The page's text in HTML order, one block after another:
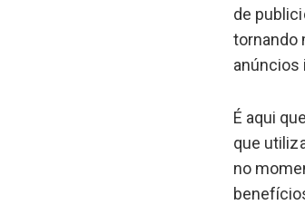
de
tornando
anúncios
É aqui
que
no